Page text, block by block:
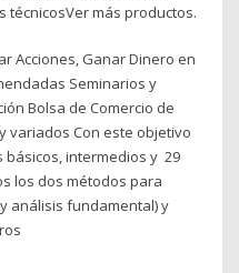
técnicosVer más productos.
Acciones, Ganar Dinero en
Seminarios y
Bolsa de Comercio de
variados Con este objetivo
básicos, intermedios y 29
los dos métodos para
análisis fundamental) y